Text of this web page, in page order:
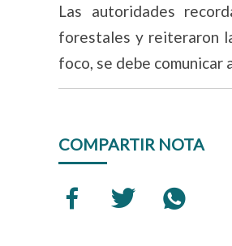
Las autoridades
forestales y reiteraron
foco, se debe comunicar
COMPARTIR NOTA